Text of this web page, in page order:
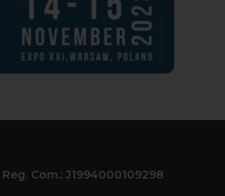
Reg. Com.: J1994000109298